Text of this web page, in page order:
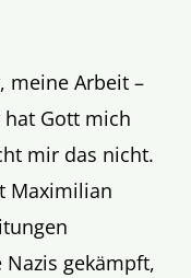
meine Arbeit –
Gott mich
mir das nicht.
Maximilian
gekämpft,